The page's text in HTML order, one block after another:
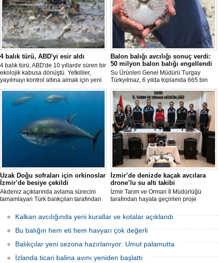
4 balık türü, ABD'yi esir aldı
4 balık türü, ABD'de 10 yıllardır süren bir
ekolojik kabusa dönüştü. Yetkililer,
yayılmayı kontrol altına almak için yeni
projeler geliştirirken, uzmanlar
tamamen yok edilmenin imkansız
olduğunu belirtiyor.
Balon balığı avcılığı sonuç verdi:
50 milyon balon balığı engellendi
Su Ürünleri Genel Müdürü Turgay
Türkyılmaz, 6 yılda toplamda 665 bin
balon balığının ekosistemden
uzaklaştırıldığını belirterek, "Balon balığı
avcılığı sayesinde, yaklaşık 50 milyon
yeni balon balığının ekosisteme
katılması önlendi." dedi.
Uzak Doğu sofraları için orkinoslar
İzmir’de besiye çekildi
Akdeniz açıklarında avlama sürecini
tamamlayan Türk balıkçıları tarafından
orkinoslar, Uzak Doğu ülkelerine ihraç
edilmek için özenle bakılıyor.
İzmir’de denizde kaçak avcılara
drone’lu su altı takibi
İzmir Tarım ve Orman İl Müdürlüğü
tarafından hayata geçirilen proje
faaliyetleri anlık olarak tespit edebilen
hava ve su altı dronları sahada aktif
olarak kullanılmaya başlandı.
Kalkan avcılığında yeni kurallar ve kotalar açıklandı
Bu balığın hem eti hem havyarı çok değerli
Balıkçılar yeni sezona hazırlanıyor: Umut palamutta
İzlanda ticari balina avını yeniden başlattı